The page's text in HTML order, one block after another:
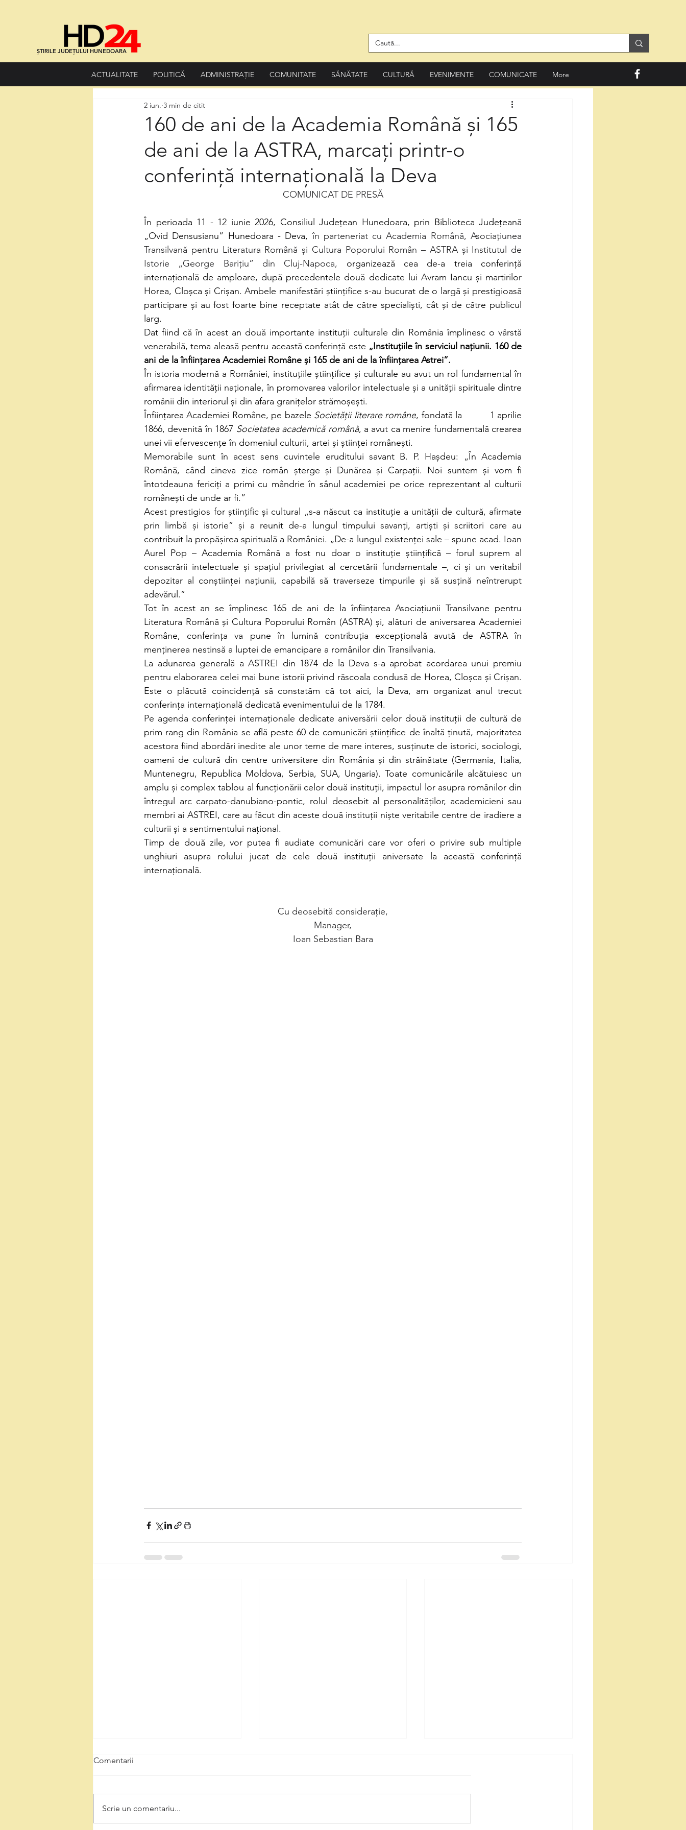
ȘTIRILE JUDEȚULUI HUNEDOARA
ACTUALITATE POLITICĂ ADMINISTRAȚIE COMUNITATE SĂNĂTATE CULTURĂ EVENIMENTE COMUNICATE More
160 de ani de la Academia Română și 165
de ani de la ASTRA, marcați printr-o
conferință internațională la Deva
2 iun. 3 min de citit
COMUNICAT DE PRESĂ
În perioada 11 - 12 iunie 2026, Consiliul Județean Hunedoara, prin Biblioteca Județeană
„Ovid Densusianu” Hunedoara - Deva, în parteneriat cu Academia Română, Asociațiunea
Transilvană pentru Literatura Română și Cultura Poporului Român – ASTRA și Institutul de
Istorie „George Barițiu” din Cluj-Napoca, organizează cea de-a treia conferință
internațională de amploare, după precedentele două dedicate lui Avram Iancu și martirilor
Horea, Cloșca și Crișan. Ambele manifestări științifice s-au bucurat de o largă și prestigioasă
participare și au fost foarte bine receptate atât de către specialiști, cât și de către publicul
larg.
Dat fiind că în acest an două importante instituții culturale din România împlinesc o vârstă
venerabilă, tema aleasă pentru această conferință este „Instituțiile în serviciul națiunii. 160 de
ani de la înființarea Academiei Române și 165 de ani de la înființarea Astrei”.
În istoria modernă a României, instituțiile științifice și culturale au avut un rol fundamental în
afirmarea identității naționale, în promovarea valorilor intelectuale și a unității spirituale dintre
românii din interiorul și din afara granițelor strămoșești.
Înființarea Academiei Române, pe bazele Societății literare române, fondată la          1 aprilie
1866, devenită în 1867 Societatea academică română, a avut ca menire fundamentală crearea
unei vii efervescențe în domeniul culturii, artei și științei românești.
Memorabile sunt în acest sens cuvintele eruditului savant B. P. Hașdeu: „În Academia
Română, când cineva zice român șterge și Dunărea și Carpații. Noi suntem și vom fi
întotdeauna fericiți a primi cu mândrie în sânul academiei pe orice reprezentant al culturii
românești de unde ar fi.”
Acest prestigios for științific și cultural „s-a născut ca instituție a unității de cultură, afirmate
prin limbă și istorie” și a reunit de-a lungul timpului savanți, artiști și scriitori care au
contribuit la propășirea spirituală a României. „De-a lungul existenței sale – spune acad. Ioan
Aurel Pop – Academia Română a fost nu doar o instituție științifică – forul suprem al
consacrării intelectuale și spațiul privilegiat al cercetării fundamentale –, ci și un veritabil
depozitar al conștiinței națiunii, capabilă să traverseze timpurile și să susțină neîntrerupt
adevărul.”
Tot în acest an se împlinesc 165 de ani de la înființarea Asociațiunii Transilvane pentru
Literatura Română și Cultura Poporului Român (ASTRA) și, alături de aniversarea Academiei
Române, conferința va pune în lumină contribuția excepțională avută de ASTRA în
menținerea nestinsă a luptei de emancipare a românilor din Transilvania.
La adunarea generală a ASTREI din 1874 de la Deva s-a aprobat acordarea unui premiu
pentru elaborarea celei mai bune istorii privind răscoala condusă de Horea, Cloșca și Crișan.
Este o plăcută coincidență să constatăm că tot aici, la Deva, am organizat anul trecut
conferința internațională dedicată evenimentului de la 1784.
Pe agenda conferinței internaționale dedicate aniversării celor două instituții de cultură de
prim rang din România se află peste 60 de comunicări științifice de înaltă ținută, majoritatea
acestora fiind abordări inedite ale unor teme de mare interes, susținute de istorici, sociologi,
oameni de cultură din centre universitare din România și din străinătate (Germania, Italia,
Muntenegru, Republica Moldova, Serbia, SUA, Ungaria). Toate comunicările alcătuiesc un
amplu și complex tablou al funcționării celor două instituții, impactul lor asupra românilor din
întregul arc carpato-danubiano-pontic, rolul deosebit al personalităților, academicieni sau
membri ai ASTREI, care au făcut din aceste două instituții niște veritabile centre de iradiere a
culturii și a sentimentului național.
Timp de două zile, vor putea fi audiate comunicări care vor oferi o privire sub multiple
unghiuri asupra rolului jucat de cele două instituții aniversate la această conferință
internațională.
Cu deosebită considerație,
Manager,
Ioan Sebastian Bara
Comentarii
Scrie un comentariu...